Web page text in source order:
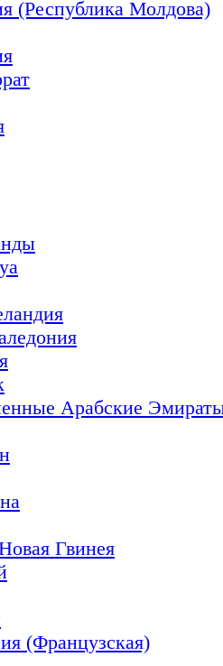
(Республика Молдова)
Арабские
Гвинея
(Французская)